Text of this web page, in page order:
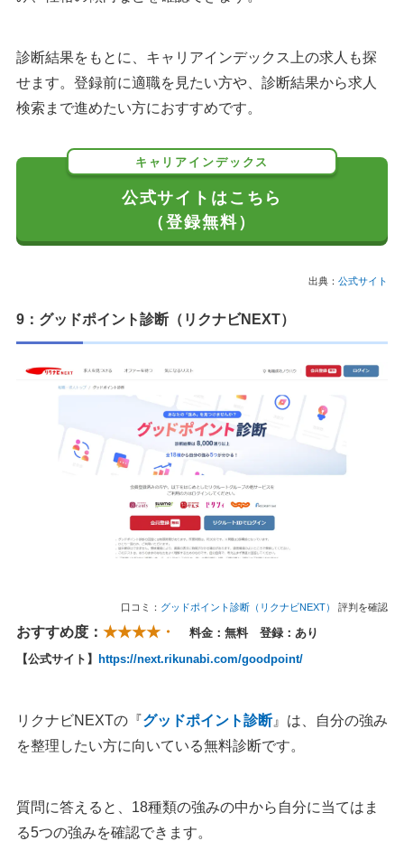
診断結果をもとに、キャリアインデックス上の求人も探
せます。登録前に適職を見たい方や、診断結果から求人
検索まで進めたい方におすすめです。
キャリアインデックス
公式サイトはこちら
（登録無料）
出典： 公式サイト
9：グッドポイント診断（リクナビNEXT）
口コミ： グッドポイント診断（リクナビNEXT） 評判を確認
おすすめ度： ★★★★・
料金：無料 登録：あり
【公式サイト】 https://next.rikunabi.com/goodpoint/
リクナビNEXTの『グッドポイント診断』は、自分の強み
を整理したい方に向いている無料診断です。
質問に答えると、18種類の強みの中から自分に当てはま
る5つの強みを確認できます。